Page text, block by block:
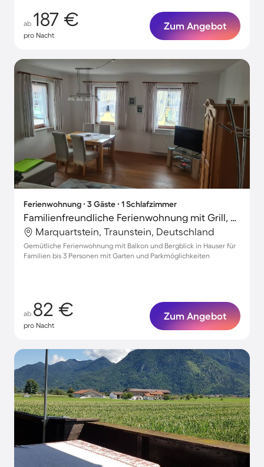
ab 187 €
pro Nacht
Zum Angebot
Ferienwohnung ∙ 3 Gäste ∙ 1 Schlafzimmer
Familienfreundliche Ferienwohnung mit Grill, Garten und Terrasse | Bergblick
Marquartstein, Traunstein, Deutschland
Gemütliche Ferienwohnung mit Balkon und Bergblick in Hauser für
Familien bis 3 Personen mit Garten und Parkmöglichkeiten
ab 82 €
pro Nacht
Zum Angebot